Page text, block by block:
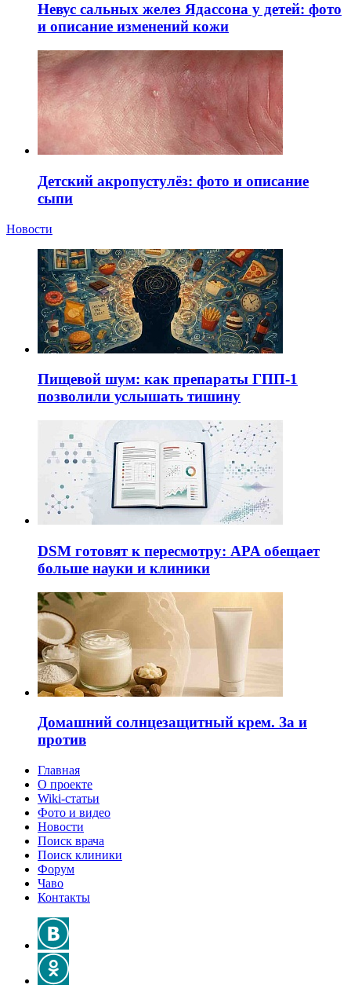
Невус сальных желез Ядассона у детей: фото
и описание изменений кожи
Детский акропустулёз: фото и описание
сыпи
Новости
Пищевой шум: как препараты ГПП-1
позволили услышать тишину
DSM готовят к пересмотру: APA обещает
больше науки и клиники
Домашний солнцезащитный крем. За и
против
Главная
О проекте
Wiki-статьи
Фото и видео
Новости
Поиск врача
Поиск клиники
Форум
Чаво
Контакты